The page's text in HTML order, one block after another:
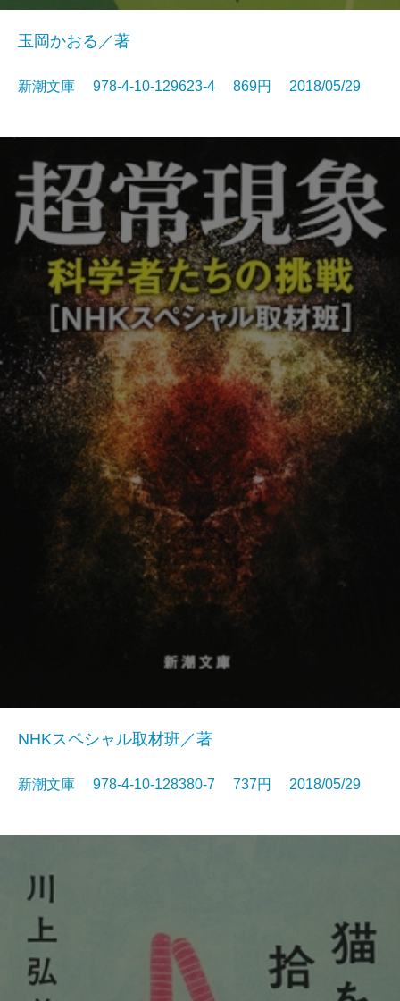
玉岡かおる／著
新潮文庫 978-4-10-129623-4 869円 2018/05/29
NHKスペシャル取材班／著
新潮文庫 978-4-10-128380-7 737円 2018/05/29